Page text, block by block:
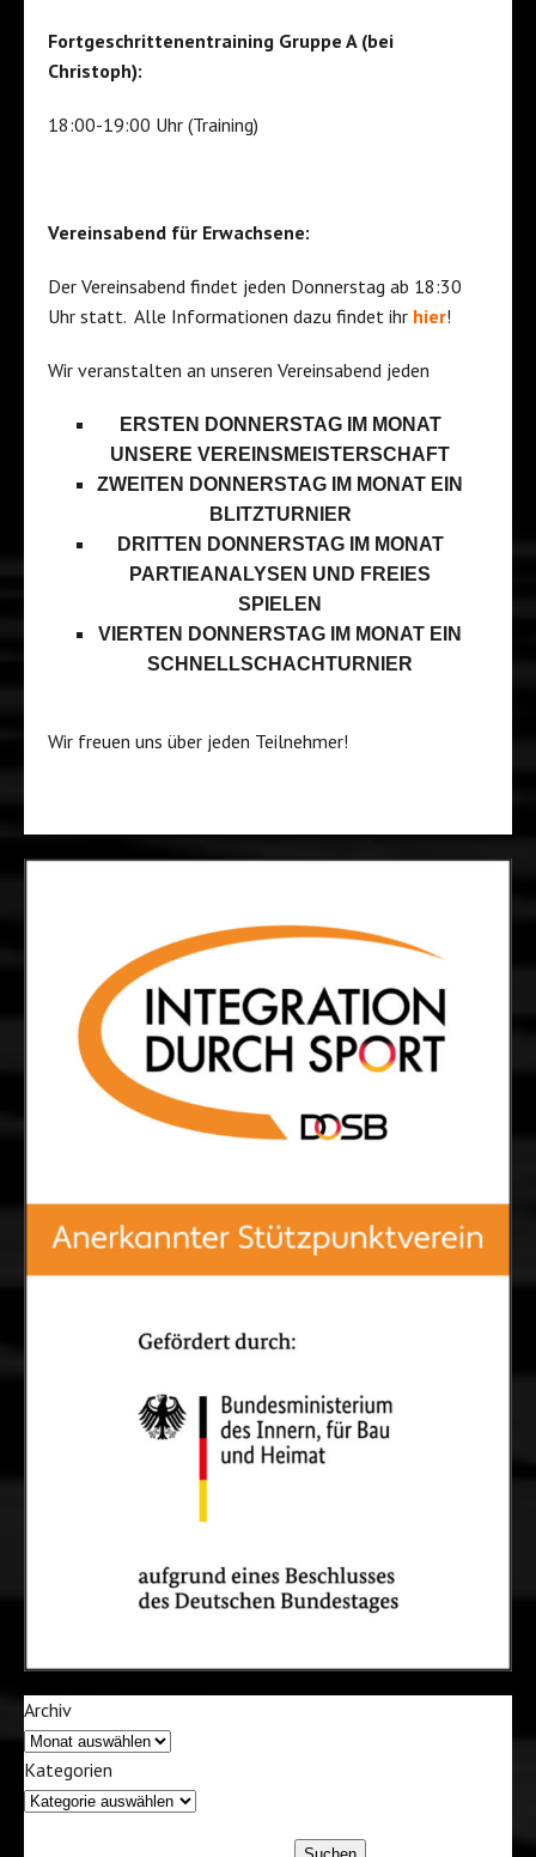
Fortgeschrittenentraining Gruppe A (bei
Christoph):
18:00-19:00 Uhr (Training)
Vereinsabend für Erwachsene:
Der Vereinsabend findet jeden Donnerstag ab 18:30
Uhr statt. Alle Informationen dazu findet ihr hier!
Wir veranstalten an unseren Vereinsabend jeden
ERSTEN DONNERSTAG IM MONAT
UNSERE VEREINSMEISTERSCHAFT
ZWEITEN DONNERSTAG IM MONAT EIN
BLITZTURNIER
DRITTEN DONNERSTAG IM MONAT
PARTIEANALYSEN UND FREIES
SPIELEN
VIERTEN DONNERSTAG IM MONAT EIN
SCHNELLSCHACHTURNIER
Wir freuen uns über jeden Teilnehmer!
Archiv
Kategorien